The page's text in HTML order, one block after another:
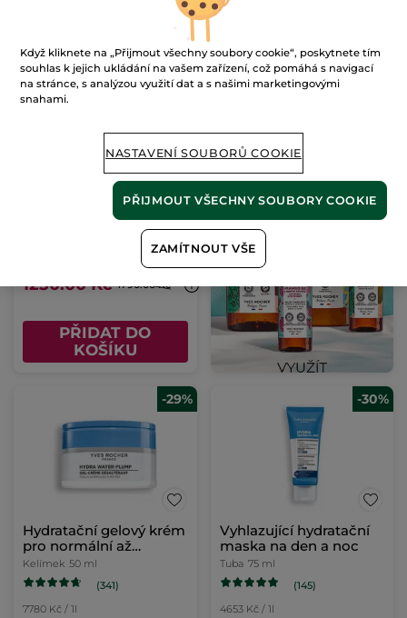
-30%
Rozjasňující sérum s
mikroperličkami
Flakon s pumpičkou 30 ml
1250.00 Kč 1790.00 Kč
PŘIDAT DO
KOŠÍKU
-29%
Hydratační gelový krém
pro normální až
smíšenou pleť
Kelímek 50 ml
(341)
7780 Kč / 1l
-30%
Vyhlazující hydratační
maska na den a noc
Tuba 75 ml
(145)
4653 Kč / 1l
Když kliknete na „Přijmout všechny soubory cookie“, poskytnete tím
souhlas k jejich ukládání na vašem zařízení, což pomáhá s navigací
na stránce, s analýzou využití dat a s našimi marketingovými
snahami.
NASTAVENÍ SOUBORŮ COOKIE
ZAMÍTNOUT VŠE
PŘIJMOUT VŠECHNY SOUBORY COOKIE